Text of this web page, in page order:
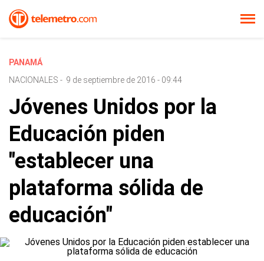
PANAMÁ
NACIONALES - 9 de septiembre de 2016 - 09:44
Jóvenes Unidos por la
Educación piden
"establecer una
plataforma sólida de
educación"